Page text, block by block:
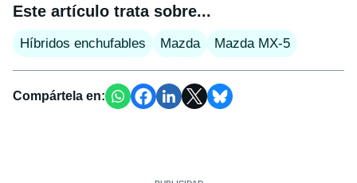
Este artículo trata sobre...
Híbridos enchufables Mazda Mazda MX-5
Compártela en: